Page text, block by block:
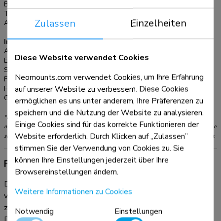
Breite:
Tiefe:
Anpassungstyp:
Informationen
Artikelnummer:
EAN:
8717371449469
Serie:
Farbe:
Schwarz
Hauptmaterial:
Stahl
Garantie:
5 Jahre
*Bitte beachten: Die angegebenen Zollgrößen sind nur ein Anhaltspunkt, kombiniert
mit dem Gewicht und den VESA-Größen. Das maximale Gewicht und die VESA-Größe
sind absolute Beschränkungen für die Produkte und sollten nicht überschritten werden.
Produktinformationen
Die Neomounts DS70-450BL1 NEXT Core ist eine
vollbewegliche Tischhalterung für einen Flachbildschirm bis
zu 42" mit einer maximalen Gewichtskapazität von 15 kg.
Zulassen Einzelheiten
Diese Website verwendet Cookies
Neomounts.com verwendet Cookies, um Ihre Erfahrung
auf unserer Website zu verbessern. Diese Cookies
ermöglichen es uns unter anderem, Ihre Präferenzen zu
speichern und die Nutzung der Website zu analysieren.
Einige Cookies sind für das korrekte Funktionieren der
Website erforderlich. Durch Klicken auf „Zulassen”
stimmen Sie der Verwendung von Cookies zu. Sie
können Ihre Einstellungen jederzeit über Ihre
Browsereinstellungen ändern.
Weitere Informationen zu Cookies
Notwendig
Einstellungen